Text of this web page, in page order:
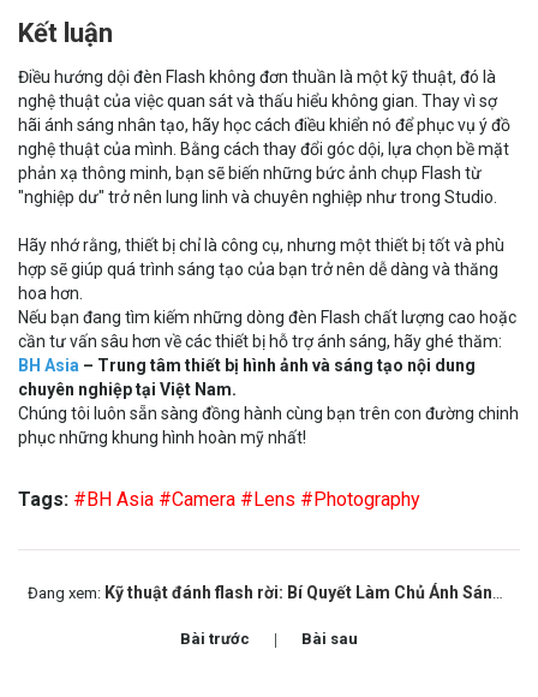
Kết luận
Điều hướng dội đèn Flash không đơn thuần là một kỹ thuật, đó là
nghệ thuật của việc quan sát và thấu hiểu không gian. Thay vì sợ
hãi ánh sáng nhân tạo, hãy học cách điều khiển nó để phục vụ ý đồ
nghệ thuật của mình. Bằng cách thay đổi góc dội, lựa chọn bề mặt
phản xạ thông minh, bạn sẽ biến những bức ảnh chụp Flash từ
"nghiệp dư" trở nên lung linh và chuyên nghiệp như trong Studio.
Hãy nhớ rằng, thiết bị chỉ là công cụ, nhưng một thiết bị tốt và phù
hợp sẽ giúp quá trình sáng tạo của bạn trở nên dễ dàng và thăng
hoa hơn.
Nếu bạn đang tìm kiếm những dòng đèn Flash chất lượng cao hoặc
cần tư vấn sâu hơn về các thiết bị hỗ trợ ánh sáng, hãy ghé thăm:
BH Asia – Trung tâm thiết bị hình ảnh và sáng tạo nội dung
chuyên nghiệp tại Việt Nam.
Chúng tôi luôn sẵn sàng đồng hành cùng bạn trên con đường chinh
phục những khung hình hoàn mỹ nhất!
Tags: #BH Asia #Camera #Lens #Photography
Đang xem: Kỹ thuật đánh flash rời: Bí Quyết Làm Chủ Ánh Sáng Chuyên Nghiệp Cho Photographer
Bài trước Bài sau